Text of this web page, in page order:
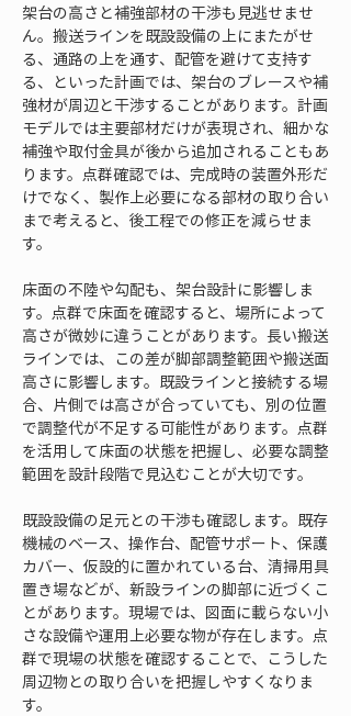
架台の高さと補強部材の干渉も見逃せませ
ん。搬送ラインを既設設備の上にまたがせ
る、通路の上を通す、配管を避けて支持す
る、といった計画では、架台のブレースや補
強材が周辺と干渉することがあります。計画
モデルでは主要部材だけが表現され、細かな
補強や取付金具が後から追加されることもあ
ります。点群確認では、完成時の装置外形だ
けでなく、製作上必要になる部材の取り合い
まで考えると、後工程での修正を減らせま
す。
床面の不陸や勾配も、架台設計に影響しま
す。点群で床面を確認すると、場所によって
高さが微妙に違うことがあります。長い搬送
ラインでは、この差が脚部調整範囲や搬送面
高さに影響します。既設ラインと接続する場
合、片側では高さが合っていても、別の位置
で調整代が不足する可能性があります。点群
を活用して床面の状態を把握し、必要な調整
範囲を設計段階で見込むことが大切です。
既設設備の足元との干渉も確認します。既存
機械のベース、操作台、配管サポート、保護
カバー、仮設的に置かれている台、清掃用具
置き場などが、新設ラインの脚部に近づくこ
とがあります。現場では、図面に載らない小
さな設備や運用上必要な物が存在します。点
群で現場の状態を確認することで、こうした
周辺物との取り合いを把握しやすくなりま
す。